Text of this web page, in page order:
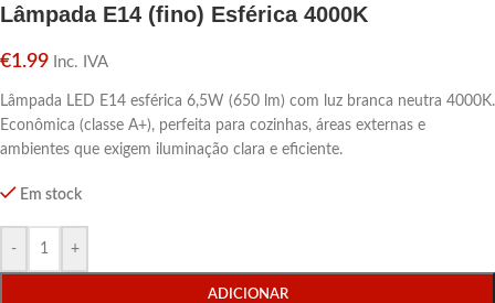
Lâmpada E14 (fino) Esférica 4000K
€1.99 Inc. IVA
Lâmpada LED E14 esférica 6,5W (650 lm) com luz branca neutra 4000K.
Econômica (classe A+), perfeita para cozinhas, áreas externas e
ambientes que exigem iluminação clara e eficiente.
Em stock
- +
ADICIONAR